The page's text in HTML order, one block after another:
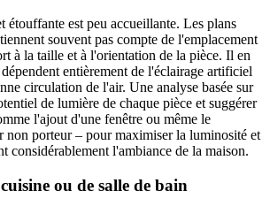
étouffante est peu accueillante. Les plans
souvent pas compte de l'emplacement
à la taille et à l'orientation de la pièce. Il en
entièrement de l'éclairage artificiel
circulation de l'air. Une analyse basée sur
de lumière de chaque pièce et suggérer
l'ajout d'une fenêtre ou même le
non porteur – pour maximiser la luminosité et
considérablement l'ambiance de la maison.
ou de salle de bain